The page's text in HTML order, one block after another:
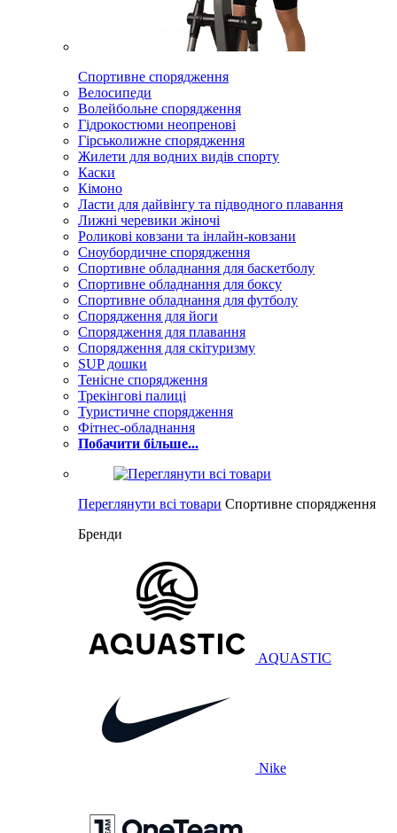
Спортивне спорядження
Велосипеди
Волейбольне спорядження
Гідрокостюми неопренові
Гірськолижне спорядження
Жилети для водних видів спорту
Каски
Кімоно
Ласти для дайвінгу та підводного плавання
Лижні черевики жіночі
Роликові ковзани та інлайн-ковзани
Сноубордичне спорядження
Спортивне обладнання для баскетболу
Спортивне обладнання для боксу
Спортивне обладнання для футболу
Спорядження для йоги
Спорядження для плавання
Спорядження для скітуризму
SUP дошки
Тенісне спорядження
Трекінгові палиці
Туристичне спорядження
Фітнес-обладнання
Побачити більше...
Переглянути всі товари Спортивне спорядження
Бренди
AQUASTIC
Nike